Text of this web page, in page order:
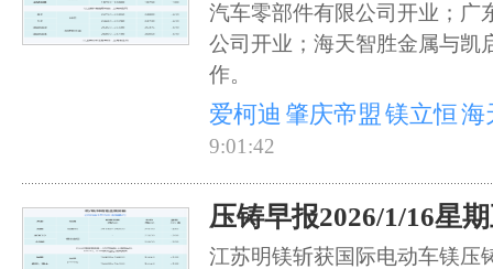
汽车零部件有限公司开业；广
公司开业；海天智胜金属与凯
作。
爱柯迪 肇庆帝盟 镁立恒海
9:01:42
压铸早报2026/1/16星
江苏明镁斩获国际电动车镁压